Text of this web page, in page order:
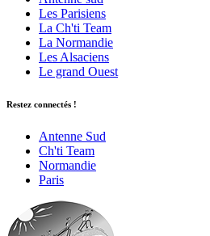
Les Parisiens
La Ch'ti Team
La Normandie
Les Alsaciens
Le grand Ouest
Restez connectés !
Antenne Sud
Ch'ti Team
Normandie
Paris